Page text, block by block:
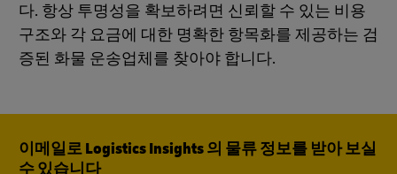
다. 항상 투명성을 확보하려면 신뢰할 수 있는 비용
구조와 각 요금에 대한 명확한 항목화를 제공하는 검
증된 화물 운송업체를 찾아야 합니다.
이메일로 Logistics Insights 의 물류 정보를 받아 보실
수 있습니다